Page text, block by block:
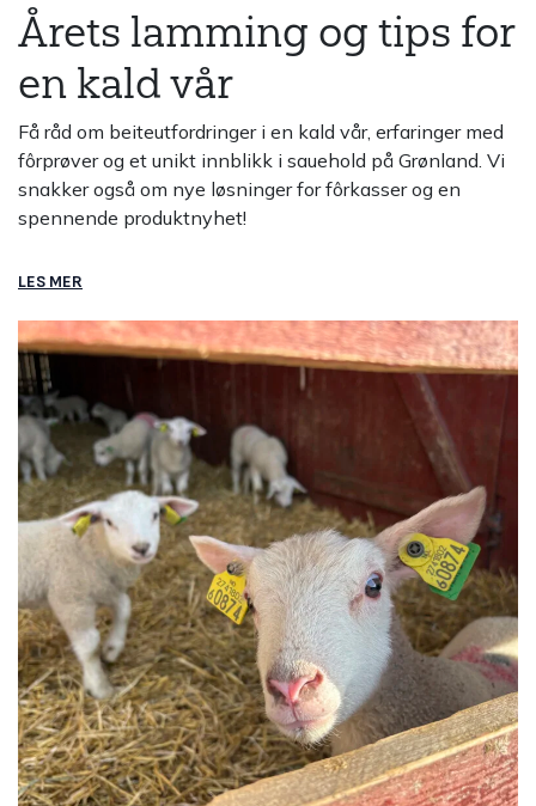
Årets lamming og tips for
en kald vår
Få råd om beiteutfordringer i en kald vår, erfaringer med
fôrprøver og et unikt innblikk i sauehold på Grønland. Vi
snakker også om nye løsninger for fôrkasser og en
spennende produktnyhet!
LES MER